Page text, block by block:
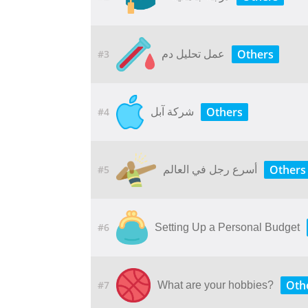
#3 عمل تحليل دم Others
#4 شركة آبل Others
#5 أسرع رجل في العالم Others
#6 Setting Up a Personal Budget
#7 What are your hobbies?